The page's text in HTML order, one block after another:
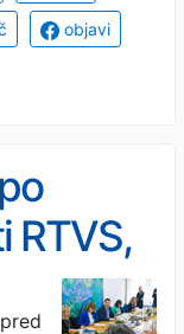
objavi
RTVS,